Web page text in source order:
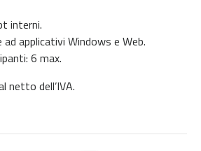
interni.
ad applicativi Windows e Web.
6 max.
netto dell’IVA.